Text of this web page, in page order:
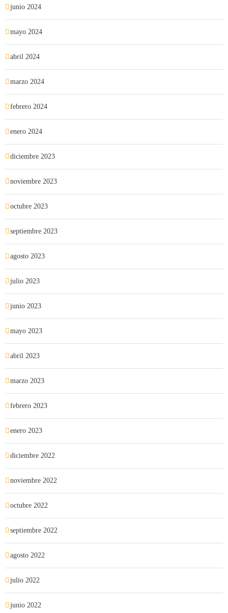
junio 2024
mayo 2024
abril 2024
marzo 2024
febrero 2024
enero 2024
diciembre 2023
noviembre 2023
octubre 2023
septiembre 2023
agosto 2023
julio 2023
junio 2023
mayo 2023
abril 2023
marzo 2023
febrero 2023
enero 2023
diciembre 2022
noviembre 2022
octubre 2022
septiembre 2022
agosto 2022
julio 2022
junio 2022